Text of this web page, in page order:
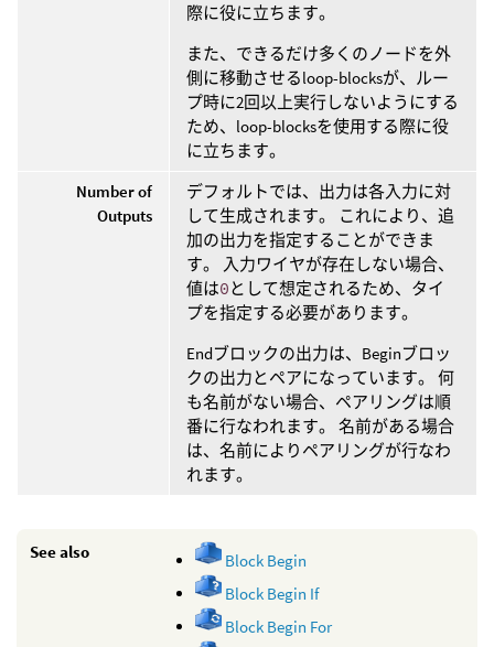
際に役に立ちます。
また、できるだけ多くのノードを外
側に移動させるloop-blocksが、ルー
プ時に2回以上実行しないようにする
ため、loop-blocksを使用する際に役
に立ちます。
Number of
Outputs
デフォルトでは、出力は各入力に対
して生成されます。 これにより、追
加の出力を指定することができま
す。 入力ワイヤが存在しない場合、
値は0として想定されるため、タイ
プを指定する必要があります。
Endブロックの出力は、Beginブロッ
クの出力とペアになっています。 何
も名前がない場合、ペアリングは順
番に行なわれます。 名前がある場合
は、名前によりペアリングが行なわ
れます。
See also
Block Begin
Block Begin If
Block Begin For